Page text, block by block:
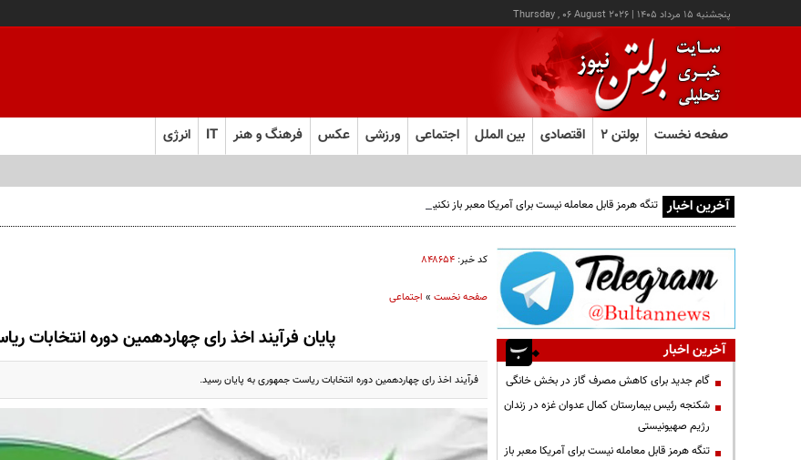
پنجشنبه ۱۵ مرداد ۱۴۰۵ |
Thursday , 06 August 2026
صفحه نخست بولتن ۲ اقتصادی بین الملل اجتماعی ورزشی عکس فرهنگ و هنر IT انرژی
آخرین اخبار تنگه هرمز قابل معامله نیست برای آمریکا معبر باز نکنید
کد خبر: ۸۴۸۶۵۴
صفحه نخست» اجتماعی
پایان فرآیند اخذ رای چهاردهمین دوره انتخابات
فرآیند اخذ رای چهاردهمین دوره انتخابات ریاست جمهوری به پایان رسید.
آخرین اخبار
گام جدید برای کاهش مصرف گاز در بخش خانگی
شکنجه رئیس بیمارستان کمال عدوان غزه در زندان
رژیم صهیونیستی
تنگه هرمز قابل معامله نیست برای آمریکا معبر باز